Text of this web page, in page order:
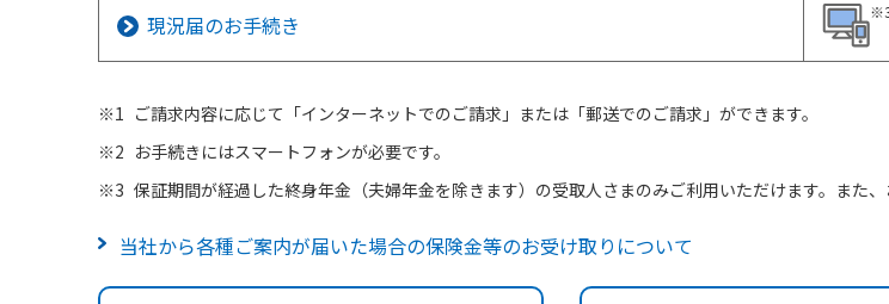
現況届のお手続き
ご請求内容に応じて「インターネットでのご請求」または「郵送でのご請求」ができます。
お手続きにはスマートフォンが必要です。
保証期間が経過した終身年金（夫婦年金を除きます）の受取人さまのみご利用いただけます。また、
当社から各種ご案内が届いた場合の保険金等のお受け取りについて